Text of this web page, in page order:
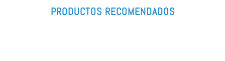
PRODUCTOS RECOMENDADOS